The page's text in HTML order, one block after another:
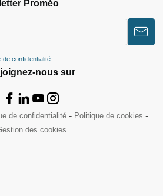
nous sur
Proméo
de confidentialité
de confidentialité
Politique de cookies
des cookies